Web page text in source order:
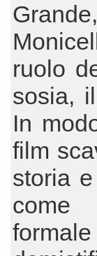
ruolo
sosia,
In
film
storia
come